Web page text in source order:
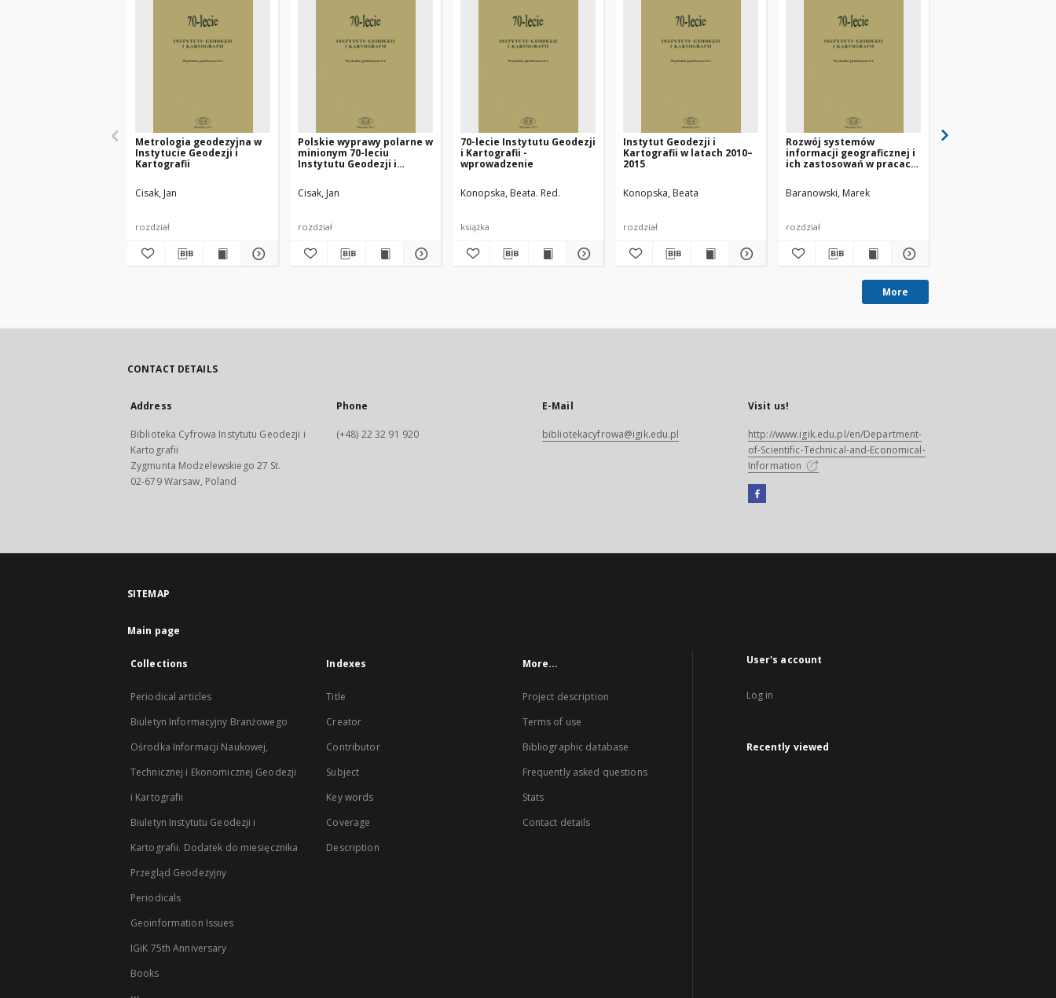
Metrologia geodezyjna w
Instytucie Geodezji i
Kartografii
Cisak, Jan
rozdział
Polskie wyprawy polarne w
minionym 70-leciu
Instytutu Geodezji i
wspomnień pracowników
Cisak, Jan
rozdział
70-lecie Instytutu Geodezji
i Kartografii -
wprowadzenie
Konopska, Beata. Red.
książka
Instytut Geodezji i
Kartografii w latach 2010–
2015
Konopska, Beata
rozdział
Rozwój systemów
informacji geograficznej i
ich zastosowań w pracach
Kartografii
Baranowski, Marek
rozdział
More
CONTACT DETAILS
Address
Biblioteka Cyfrowa Instytutu Geodezji i
Kartografii
Zygmunta Modzelewskiego 27 St.
02-679 Warsaw, Poland
Phone
(+48) 22 32 91 920
E-Mail
bibliotekacyfrowa@igik.edu.pl
Visit us!
http://www.igik.edu.pl/en/Department-
of-Scientific-Technical-and-Economical-
Information
Facebook
open
SITEMAP
Main page
Collections
Periodical articles
Biuletyn Informacyjny Branżowego
Ośrodka Informacji Naukowej,
Technicznej i Ekonomicznej Geodezji
i Kartografii
Biuletyn Instytutu Geodezji i
Kartografii. Dodatek do miesięcznika
Przegląd Geodezyjny
Periodicals
Geoinformation Issues
IGiK 75th Anniversary
Books
...
Indexes
Title
Creator
Contributor
Subject
Key words
Coverage
Description
More...
Project description
Terms of use
Bibliographic database
Frequently asked questions
Stats
Contact details
User's account
Log in
Recently viewed